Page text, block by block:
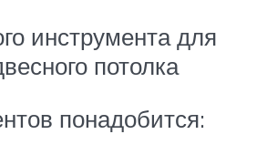
инструмента для
потолка
понадобится: